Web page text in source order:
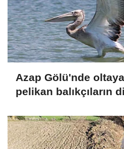
Azap Gölü'nde
pelikan balıkçıların